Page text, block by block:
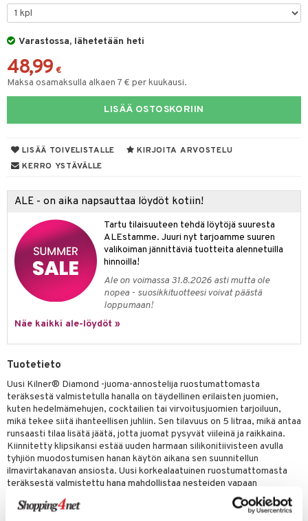
Varastossa, lähetetään heti
48,99 €
Maksa osamaksulla alkaen 7 € per kuukausi.
LISÄÄ OSTOSKORIIN
LISÄÄ TOIVELISTALLE
KIRJOITA ARVOSTELU
KERRO YSTÄVÄLLE
ALE - on aika napsauttaa löydöt kotiin!
Tartu tilaisuuteen tehdä löytöjä suuresta
ALEstamme. Juuri nyt tarjoamme suuren
valikoiman jännittäviä tuotteita alennetuilla
hinnoilla!
Ale on voimassa 31.8.2026 asti mutta ole
nopea - suosikkituotteesi voivat päästä
loppumaan!
Näe kaikki ale-löydöt »
Tuotetieto
Uusi Kilner® Diamond -juoma-annostelija ruostumattomasta
teräksestä valmistetulla hanalla on täydellinen erilaisten juomien,
kuten hedelmämehujen, cocktailien tai virvoitusjuomien tarjoiluun,
mikä tekee siitä ihanteellisen juhliin. Sen tilavuus on 5 litraa, mikä antaa
runsaasti tilaa lisätä jäätä, jotta juomat pysyvät viileinä ja raikkaina.
Kiinnitetty klipsikansi estää uuden harmaan silikonitiivisteen avulla
tyhjiön muodostumisen hanan käytön aikana sen suunnitellun
ilmavirtakanavan ansiosta. Uusi korkealaatuinen ruostumattomasta
teräksestä valmistettu hana mahdollistaa nesteiden vapaan
virtauksen ilman tippoja ja on myös helppo irrottaa, mikä tekee siitä
helpon puhdistaa. Jokainen purkki on valmistettu korkealaatuisesta
& Vihannesveitset
sisustus
tarvikkeita
tekstiilit
koristelu
säilytys
tekstiilit
Saalit
& Tyynyliinat
& Peitot
& Koukut
& Korit
& Veistokset
& Lyhdyt
& Korit
tekstiilit
tekstiilit
tekstiilit
& Tyynyliinat
& Peitot
hyönteissuoja
& Lyhdyt
& vastauksia